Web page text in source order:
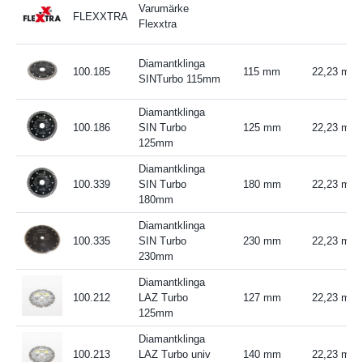
FLEXXTRA
Varumärke
Flexxtra
100.185
Diamantklinga
SINTurbo 115mm
115 mm 22,23 mm
100.186
Diamantklinga
SIN Turbo
125mm
125 mm 22,23 mm
100.339
Diamantklinga
SIN Turbo
180mm
180 mm 22,23 mm
100.335
Diamantklinga
SIN Turbo
230mm
230 mm 22,23 mm
100.212
Diamantklinga
LAZ Turbo
125mm
127 mm 22,23 mm
100.213
Diamantklinga
LAZ Turbo univ
140 mm 22,23 mm